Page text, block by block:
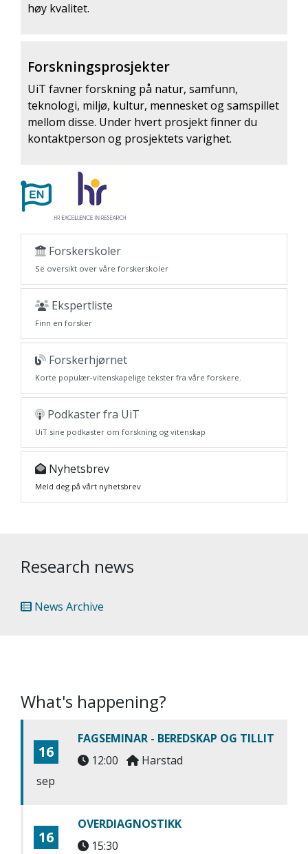
høy kvalitet.
Forskningsprosjekter
UiT favner forskning på natur, samfunn,
teknologi, miljø, kultur, mennesket og samspillet
mellom disse. Under hvert prosjekt finner du
kontaktperson og prosjektets varighet.
Forskerskoler
Se oversikt over våre forskerskoler
Ekspertliste
Finn en forsker
Forskerhjørnet
Korte populær-vitenskapelige tekster fra våre forskere.
Podkaster fra UiT
UiT sine podkaster om forskning og vitenskap
Nyhetsbrev
Meld deg på vårt nyhetsbrev
Research news
News Archive
What's happening?
16
sep
FAGSEMINAR - BEREDSKAP OG TILLIT
12:00
Harstad
16
OVERDIAGNOSTIKK
15:30